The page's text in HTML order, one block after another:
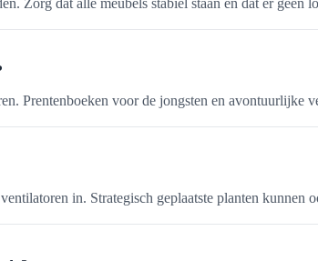
Zorg dat alle meubels stabiel staan en dat er geen
Prentenboeken voor de jongsten en avontuurlijke
in. Strategisch geplaatste planten kunnen